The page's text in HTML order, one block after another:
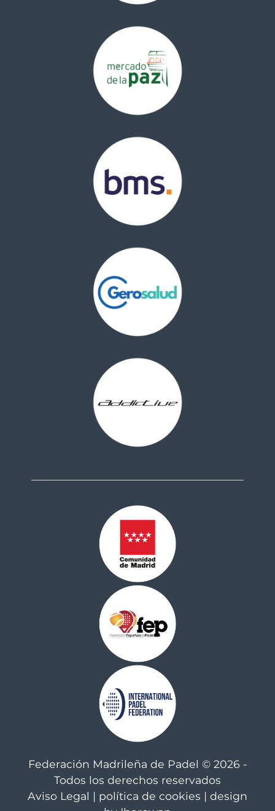
Federación Madrileña de Padel © 2026 -
Todos los derechos reservados
Aviso Legal | política de cookies | design